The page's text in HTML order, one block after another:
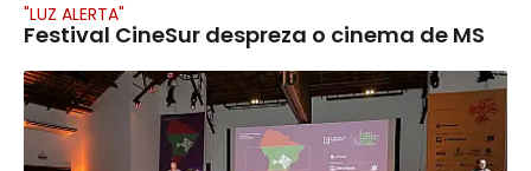
"LUZ ALERTA"
Festival CineSur despreza o cinema de MS